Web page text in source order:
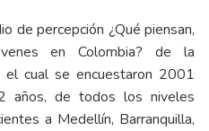
de percepción ¿Qué piensan,
en Colombia? de la
el cual se encuestaron 2001
de todos los niveles
a Medellín, Barranquilla,